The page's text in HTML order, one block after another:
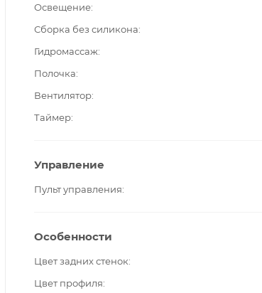
Освещение
Сборка без силикона
Гидромассаж
Полочка
Вентилятор
Таймер
Управление
Пульт управления
Особенности
Цвет задних стенок
Цвет профиля